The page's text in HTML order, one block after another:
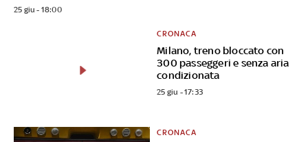
25 giu - 18:00
Milano, treno bloccato con
300 passeggeri e senza aria
condizionata
CRONACA
25 giu - 17:33
CRONACA